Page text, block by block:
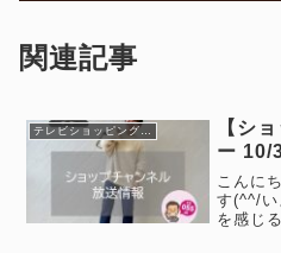
関連記事
テレビショッピング情報
【シ
ー 10/
こんに
す(^^/い
を感じ